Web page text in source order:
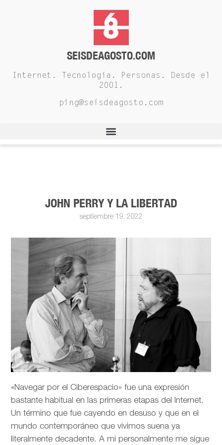
SEISDEAGOSTO.COM
Internet. Tecnología. Personas. Desde el
2001.
ping@seisdeagosto.com
JOHN PERRY Y LA LIBERTAD
septiembre 19, 2022
«Navegar por el Ciberespacio» fue una expresión
bastante habitual en las primeras etapas del Internet.
Un término que fue cayendo en desuso y que en el
mundo contemporáneo que vivimos suena ya
literalmente decadente. A mi personalmente me sigue